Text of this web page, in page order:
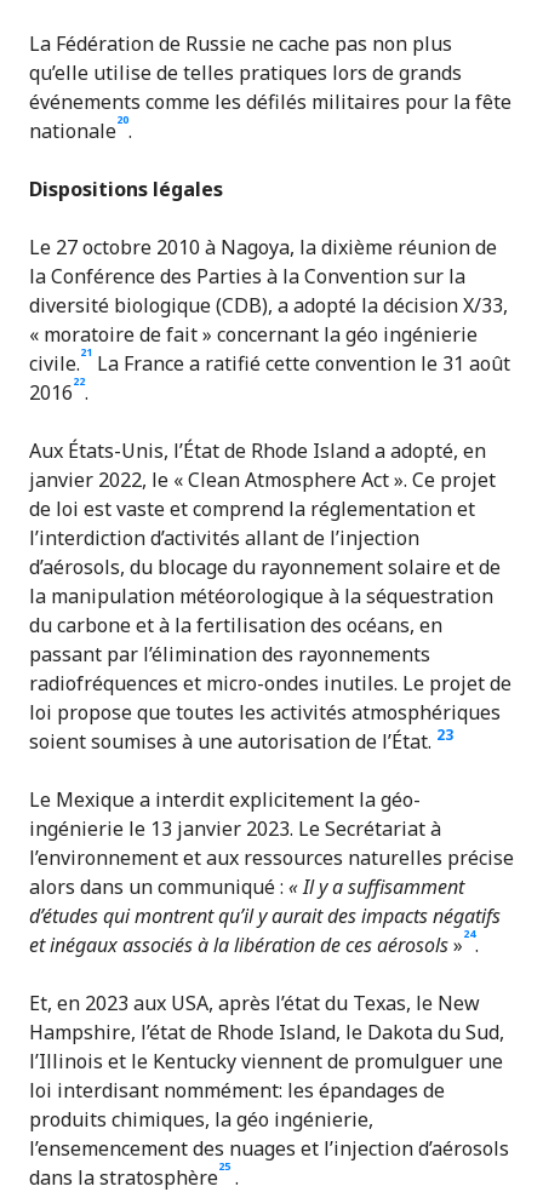
La Fédération de Russie ne cache pas non plus
qu’elle utilise de telles pratiques lors de grands
événements comme les défilés militaires pour la fête
nationale20.
Dispositions légales
Le 27 octobre 2010 à Nagoya, la dixième réunion de
la Conférence des Parties à la Convention sur la
diversité biologique (CDB), a adopté la décision X/33,
« moratoire de fait » concernant la géo ingénierie
civile.21 La France a ratifié cette convention le 31 août
201622.
Aux États-Unis, l’État de Rhode Island a adopté, en
janvier 2022, le « Clean Atmosphere Act ». Ce projet
de loi est vaste et comprend la réglementation et
l’interdiction d’activités allant de l’injection
d’aérosols, du blocage du rayonnement solaire et de
la manipulation météorologique à la séquestration
du carbone et à la fertilisation des océans, en
passant par l’élimination des rayonnements
radiofréquences et micro-ondes inutiles. Le projet de
loi propose que toutes les activités atmosphériques
soient soumises à une autorisation de l’État. 23
Le Mexique a interdit explicitement la géo-
ingénierie le 13 janvier 2023. Le Secrétariat à
l’environnement et aux ressources naturelles précise
alors dans un communiqué : « Il y a suffisamment
d’études qui montrent qu’il y aurait des impacts négatifs
et inégaux associés à la libération de ces aérosols»24.
Et, en 2023 aux USA, après l’état du Texas, le New
Hampshire, l’état de Rhode Island, le Dakota du Sud,
l’Illinois et le Kentucky viennent de promulguer une
loi interdisant nommément: les épandages de
produits chimiques, la géo ingénierie,
l’ensemencement des nuages et l’injection d’aérosols
dans la stratosphère25 .